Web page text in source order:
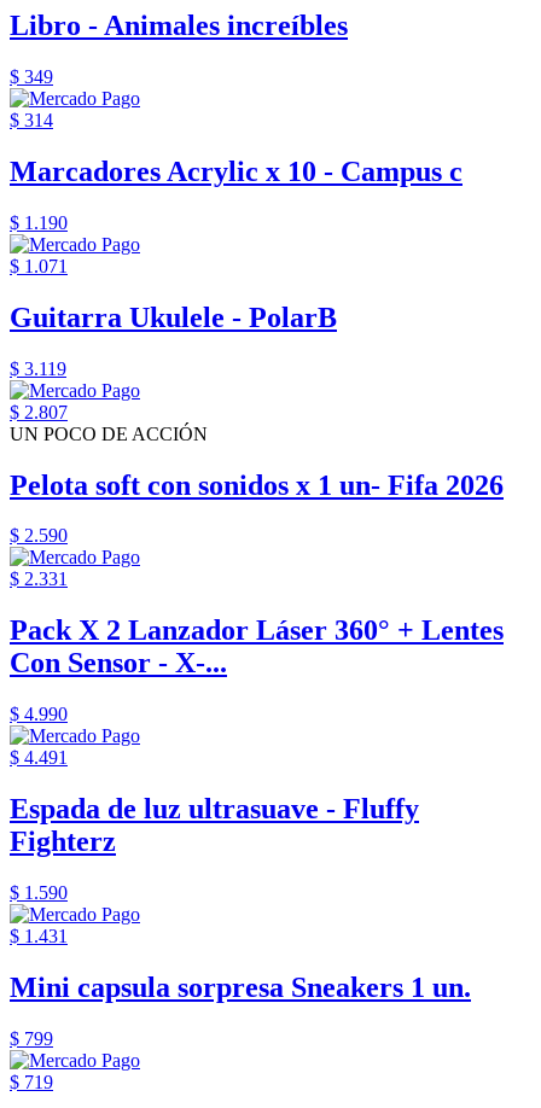
Libro - Animales increíbles
$ 349
$ 314
Marcadores Acrylic x 10 - Campus c
$ 1.190
$ 1.071
Guitarra Ukulele - PolarB
$ 3.119
$ 2.807
UN POCO DE ACCIÓN
Pelota soft con sonidos x 1 un- Fifa 2026
$ 2.590
$ 2.331
Pack X 2 Lanzador Láser 360° + Lentes
Con Sensor - X-...
$ 4.990
$ 4.491
Espada de luz ultrasuave - Fluffy
Fighterz
$ 1.590
$ 1.431
Mini capsula sorpresa Sneakers 1 un.
$ 799
$ 719